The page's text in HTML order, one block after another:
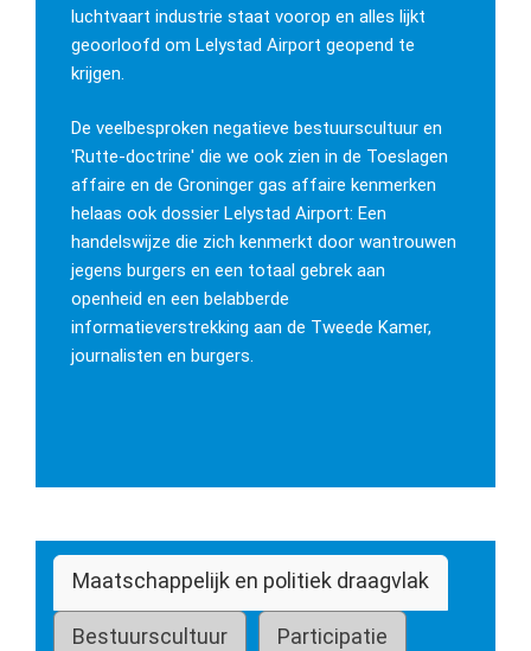
luchtvaart industrie staat voorop en alles lijkt
geoorloofd om Lelystad Airport geopend te
krijgen.
De veelbesproken negatieve bestuurscultuur en
'Rutte-doctrine' die we ook zien in de Toeslagen
affaire en de Groninger gas affaire kenmerken
helaas ook dossier Lelystad Airport: Een
handelswijze die zich kenmerkt door wantrouwen
jegens burgers en een totaal gebrek aan
openheid en een belabberde
informatieverstrekking aan de Tweede Kamer,
journalisten en burgers.
Maatschappelijk en politiek draagvlak
Bestuurscultuur Participatie